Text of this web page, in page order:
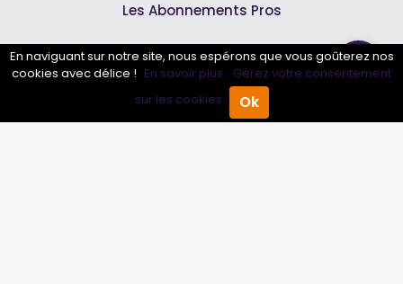
Annuaire Pro Agenda
Les Abonnements Pros
Infos
Mentions légales et CGV
En naviguant sur notre site, nous espérons que vous goûterez nos
cookies avec délice ! En savoir plus. Gérez votre consentement
sur les cookies.
Ok